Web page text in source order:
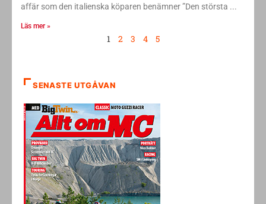
affär som den italienska köparen benämner ”Den största
Läs mer »
1 2 3 4 5
SENASTE UTGÅVAN